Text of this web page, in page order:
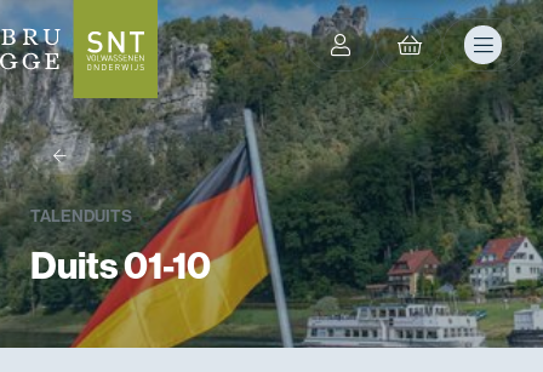
terug
TALENDUITS
Duits 01-10